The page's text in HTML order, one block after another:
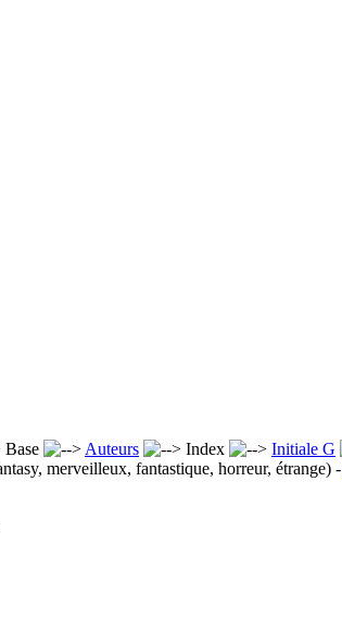
Base Auteurs Index Initiale G
merveilleux, fantastique, horreur, étrange) -